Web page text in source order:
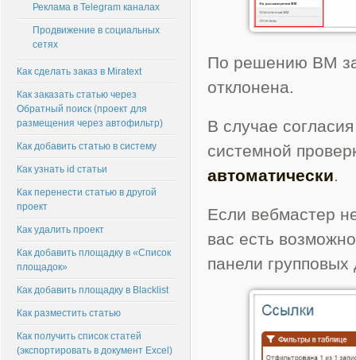
По решению ВМ
отклонена.
В случае
системной
автоматически.
Если вебмастер
вас есть
панели
Реклама в Telegram каналах
Продвижение в социальных
сетях
Как сделать заказ в Miratext
Как заказать статью через
Обратный поиск (проект для
размещения через автофильтр)
Как добавить статью в систему
Как узнать id статьи
Как перенести статью в другой
проект
Как удалить проект
Как добавить площадку в «Список
площадок»
Как добавить площадку в Blacklist
Как разместить статью
Как получить список статей
(экспортировать в документ Excel)